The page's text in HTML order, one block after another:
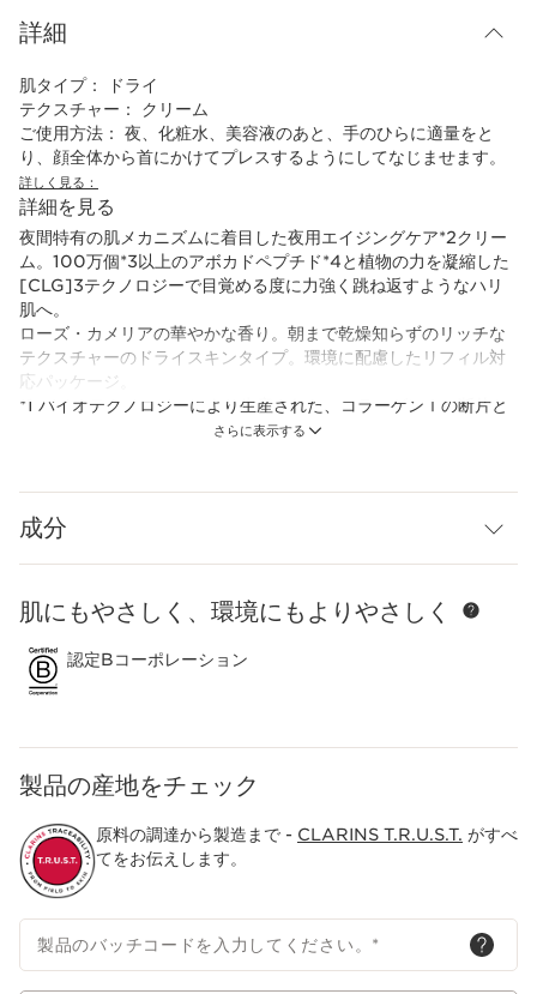
詳細
さらに表示する
肌タイプ：
ドライ
テクスチャー： クリーム
ご使用方法： 夜、化粧水、美容液のあと、手のひらに適量をと
り、顔全体から首にかけてプレスするようにしてなじませます。
詳しく見る：
詳細を見る
夜間特有の肌メカニズムに着目した夜用エイジングケア*2クリー
ム。100万個*3以上のアボカドペプチド*4と植物の力を凝縮した
[CLG]3テクノロジーで目覚める度に力強く跳ね返すようなハリ
肌へ。
ローズ・カメリアの華やかな香り。朝まで乾燥知らずのリッチな
テクスチャーのドライスキンタイプ。環境に配慮したリフィル対
応パッケージ。
*1 バイオテクノロジーにより生産された、コラーゲンⅠの断片と
同一性がある非動物由来成分を配合したこと：(アルギニン/リシ
*4 アボカドエキス(整肌成分)
成分
コンテンツへ移動
肌にもやさしく、環境にもよりやさしく
認定Bコーポレーション
製品の産地をチェック
原料の調達から製造まで - CLARINS T.R.U.S.T. がすべ
てをお伝えします。
製品のバッチコードを入力してください。 *